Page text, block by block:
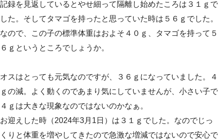
記録を見返しているとやせ細って隔離し始めたころは３１ｇで
した。そしてタマゴを持ったと思っていた時は５６ｇでした。
なので、この子の標準体重はおよそ４０ｇ、タマゴを持って５
６ｇというところでしょうか。
オスはとっても元気なのですが、３６ｇになっていました。４
ｇの減。よく動くのであまり気にしていませんが、小さい子で
４ｇは大きな現象なのではないのかなぁ。
お迎えした時（2024年3月1日）は３１ｇでした。なのでじっ
くりと体重を増やしてきたので急激な増減ではないので安心で